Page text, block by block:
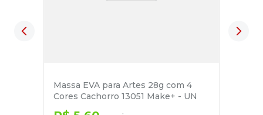
Massa EVA para Artes 28g com 4
Cores Cachorro 13051 Make+ - UN